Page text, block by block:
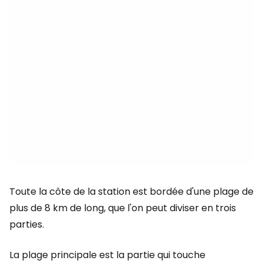
Toute la côte de la station est bordée d'une plage de
plus de 8 km de long, que l'on peut diviser en trois
parties.
La plage principale est la partie qui touche